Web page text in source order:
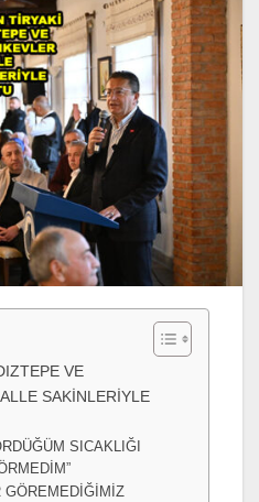
VE
SAKİNLERİYLE
SICAKLIĞI
GÖREMEDİĞİMİZ